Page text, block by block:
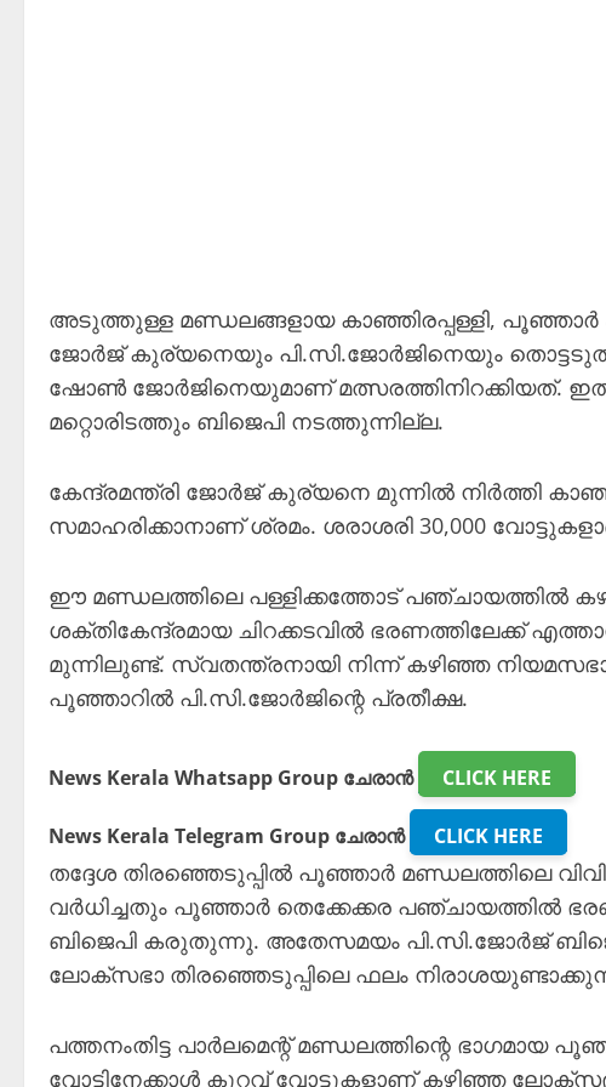
അടുത്തുള്ള മണ്ഡലങ്ങളായ കാഞ്ഞിരപ്പള്ളി, പൂഞ്ഞാർ
ജോർജ് കുര്യനെയും പി.സി.ജോർജിനെയും
ഷോൺ ജോർജിനെയുമാണ് മത്സരത്തിനിറക്കിയത്.
മറ്റൊരിടത്തും ബിജെപി നടത്തുന്നില്ല.
കേന്ദ്രമന്ത്രി ജോർജ് കുര്യനെ മുന്നിൽ നിർത്തി
സമാഹരിക്കാനാണ് ശ്രമം. ശരാശരി 30,000
ഈ മണ്ഡലത്തിലെ പള്ളിക്കത്തോട് പഞ്ചായത്തിൽ
ശക്തികേന്ദ്രമായ ചിറക്കടവിൽ ഭരണത്തിലേക്ക്
മുന്നിലുണ്ട്. സ്വതന്ത്രനായി നിന്ന് കഴിഞ്ഞ നിയമസഭാ
പൂഞ്ഞാറിൽ പി.സി.ജോർജിന്റെ പ്രതീക്ഷ.
News Kerala Whatsapp Group ചേരാൻ CLICK HERE
News Kerala Telegram Group ചേരാൻ CLICK HERE
തദ്ദേശ തിരഞ്ഞെടുപ്പിൽ പൂഞ്ഞാർ മണ്ഡലത്തിലെ
വർധിച്ചതും പൂഞ്ഞാർ തെക്കേക്കര പഞ്ചായത്തിൽ
ബിജെപി കരുതുന്നു. അതേസമയം പി.സി.ജോർജ്
ലോക്സഭാ തിരഞ്ഞെടുപ്പിലെ ഫലം
പത്തനംതിട്ട പാർലമെന്റ് മണ്ഡലത്തിന്റെ ഭാഗമായ
വോട്ടിനേക്കാൾ കുറവ് വോട്ടുകളാണ് കഴിഞ്ഞ